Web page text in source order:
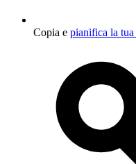
Copia e pianifica la tua